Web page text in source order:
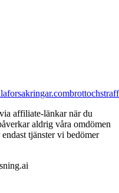
affiliate-länkar när du
aldrig våra omdömen
tjänster vi bedömer